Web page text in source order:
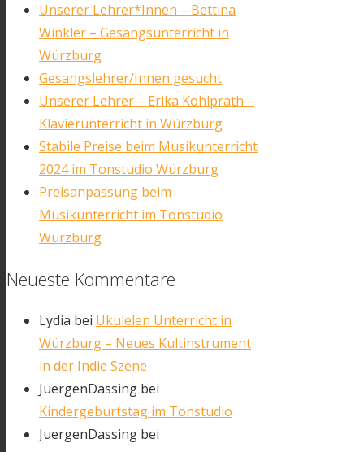
Unserer Lehrer*Innen – Bettina
Winkler – Gesangsunterricht in
Würzburg
Gesangslehrer/Innen gesucht
Unserer Lehrer – Erika Kohlprath –
Klavierunterricht in Würzburg
Stabile Preise beim Musikunterricht
2024 im Tonstudio Würzburg
Preisanpassung beim
Musikunterricht im Tonstudio
Würzburg
Neueste Kommentare
Lydia bei Ukulelen Unterricht in
Würzburg – Neues Kultinstrument
in der Indie Szene
JuergenDassing bei
Kindergeburtstag im Tonstudio
JuergenDassing bei